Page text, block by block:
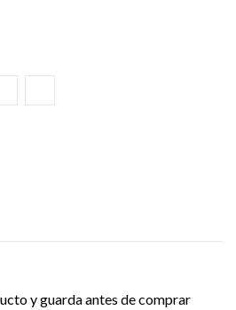
y guarda antes de comprar